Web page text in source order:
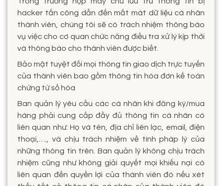
hacker tấn công dẫn đến mất mát dữ liệu cá nhân
thành viên, chúng tôi sẽ có trách nhiệm thông báo
vụ việc cho cơ quan chức năng điều tra xử lý kịp thời
và thông báo cho thành viên được biết.
Bảo mật tuyệt đối mọi thông tin giao dịch trực tuyến
của thành viên bao gồm thông tin hóa đơn kế toán
chứng từ số hóa
Ban quản lý yêu cầu các cá nhân khi đăng ký/mua
hàng phải cung cấp đầy đủ thông tin cá nhân có
liên quan như: Họ và tên, địa chỉ liên lạc, email, điện
thoại,…., và chịu trách nhiệm về tính pháp lý của
những thông tin trên. Ban quản lý không chịu trách
nhiệm cũng như không giải quyết mọi khiếu nại có
liên quan đến quyền lợi của thành viên đó nếu xét